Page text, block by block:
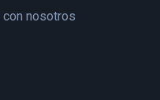
con nosotros